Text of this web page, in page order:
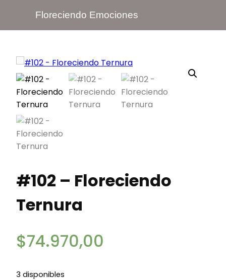
Floreciendo Emociones
#102 – Floreciendo
Ternura
$74.970,00
3 disponibles